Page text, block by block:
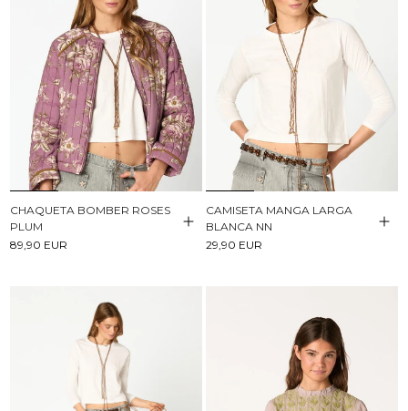
CHAQUETA BOMBER ROSES
PLUM
89,90 EUR
CAMISETA MANGA LARGA
BLANCA NN
29,90 EUR